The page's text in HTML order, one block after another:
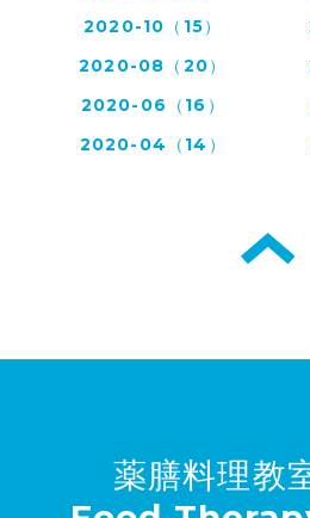
2020-10（15）
2020-08（20）
2020-06（16）
2020-04（14）
薬膳料理教